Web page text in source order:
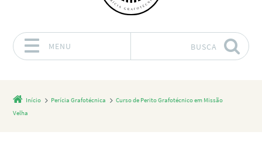
MENU BUSCA
Início Perícia Grafotécnica
Curso de Perito Grafotécnico em Missão
Velha